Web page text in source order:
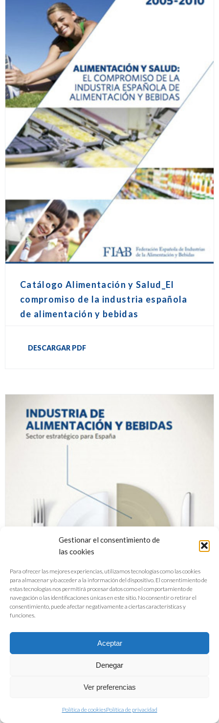
Gestionar el consentimiento de
las cookies
Para ofrecer las mejores experiencias, utilizamos tecnologías como las cookies
para almacenar y/o acceder a la información del dispositivo. El consentimiento de
estas tecnologías nos permitirá procesar datos como el comportamiento de
navegación o las identificaciones únicas en este sitio. No consentir o retirar el
consentimiento, puede afectar negativamente a ciertas características y
funciones.
Aceptar
Denegar
Ver preferencias
Política de cookiesPolítica de privacidad
Catálogo Alimentación y Salud_El
compromiso de la industria española
de alimentación y bebidas
DESCARGAR PDF
Folleto La industria alimentaria